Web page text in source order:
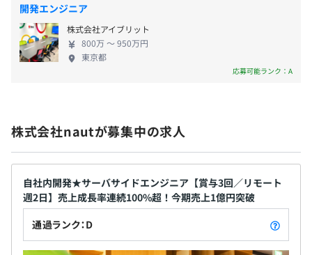
2022年8月に株式会社nautを創業し、現役エンジニアとし
て自らも開発に携わりながら、事業拡大を牽引。
案件によるが、平均5名前後
・テックリード：1名（プラス1名：今回募集枠）
・サーバーサイドエンジニア：4名（正社員1名、業務委
託3名）
賞与：年2回（6月・12月）＋決算賞与（7月末）
昇給：年1回
※評価に基づく
社会保険完備（健康保険・厚生年金保険、雇用保険・労災
保険）
ェース設計の提案 ・オンプレミス／クラウド環境を
問わない柔軟な開発対応 ・幅広い業界知見を活かし
た提案型開発 ・クライアント企業の業務課題に対し
て、要件抽出から開発・運用まで一貫してサポート
開発エンジニア
株式会社アイブリット
800万 〜 950万円
東京都
応募可能ランク：A
株式会社nautが募集中の求人
自社内開発★サーバサイドエンジニア【賞与3回／リモート
週2日】売上成長率連続100%超！今期売上1億円突破
通過ランク：D